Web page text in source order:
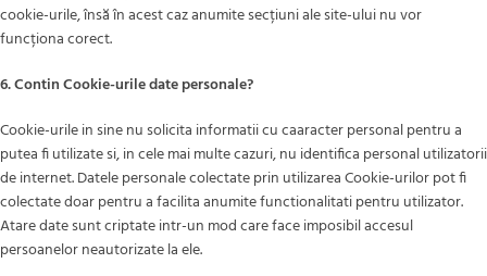
cookie-urile, însă în acest caz anumite secțiuni ale site-ului nu vor
funcționa corect.
6. Contin Cookie-urile date personale?
Cookie-urile in sine nu solicita informatii cu caaracter personal pentru a
putea fi utilizate si, in cele mai multe cazuri, nu identifica personal utilizatorii
de internet. Datele personale colectate prin utilizarea Cookie-urilor pot fi
colectate doar pentru a facilita anumite functionalitati pentru utilizator.
Atare date sunt criptate intr-un mod care face imposibil accesul
persoanelor neautorizate la ele.